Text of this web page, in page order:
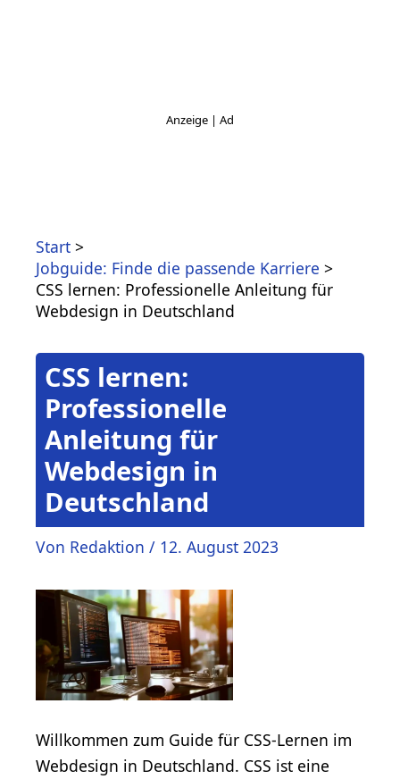
Start
Jobguide: Finde die passende Karriere
CSS lernen: Professionelle Anleitung für
Webdesign in Deutschland
CSS lernen:
Professionelle
Anleitung für
Webdesign in
Deutschland
Von Redaktion / 12. August 2023
Willkommen zum Guide für CSS-Lernen im
Webdesign in Deutschland. CSS ist eine